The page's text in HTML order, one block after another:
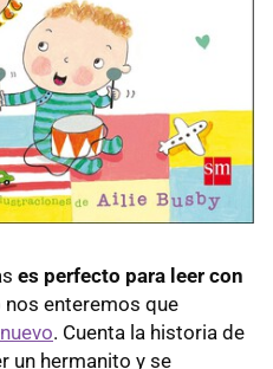
es perfecto para leer con
nos enteremos que
. Cuenta la historia de
un hermanito y se